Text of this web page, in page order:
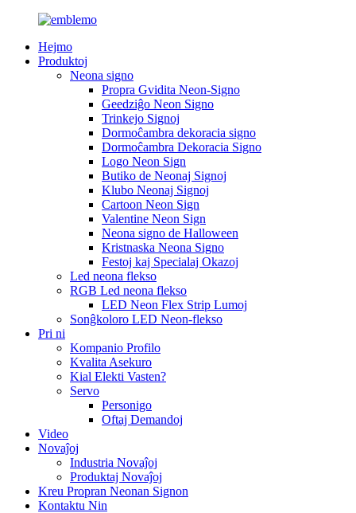
Hejmo
Produktoj
Neona signo
Propra Gvidita Neon-Signo
Geedziĝo Neon Signo
Trinkejo Signoj
Dormoĉambra dekoracia signo
Dormoĉambra Dekoracia Signo
Logo Neon Sign
Butiko de Neonaj Signoj
Klubo Neonaj Signoj
Cartoon Neon Sign
Valentine Neon Sign
Neona signo de Halloween
Kristnaska Neona Signo
Festoj kaj Specialaj Okazoj
Led neona flekso
RGB Led neona flekso
LED Neon Flex Strip Lumoj
Sonĝkoloro LED Neon-flekso
Pri ni
Kompanio Profilo
Kvalita Asekuro
Kial Elekti Vasten?
Servo
Personigo
Oftaj Demandoj
Video
Novaĵoj
Industria Novaĵoj
Produktaj Novaĵoj
Kreu Propran Neonan Signon
Kontaktu Nin